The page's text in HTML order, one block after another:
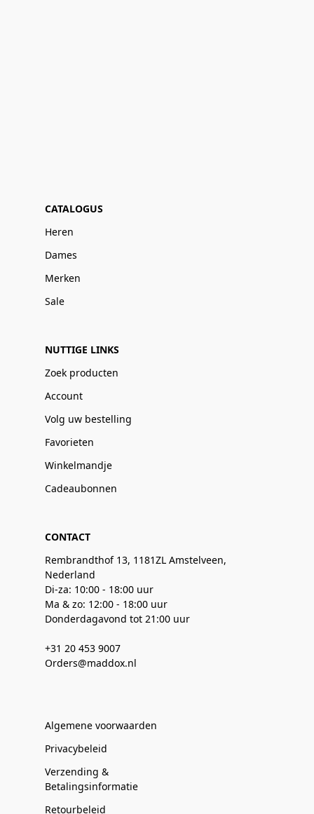
CATALOGUS
Heren
Dames
Merken
Sale
NUTTIGE LINKS
Zoek producten
Account
Volg uw bestelling
Favorieten
Winkelmandje
Cadeaubonnen
CONTACT
Rembrandthof 13, 1181ZL Amstelveen,
Nederland
Di-za: 10:00 - 18:00 uur
Ma & zo: 12:00 - 18:00 uur
Donderdagavond tot 21:00 uur
+31 20 453 9007
Orders@maddox.nl
Algemene voorwaarden
Privacybeleid
Verzending &
Betalingsinformatie
Retourbeleid